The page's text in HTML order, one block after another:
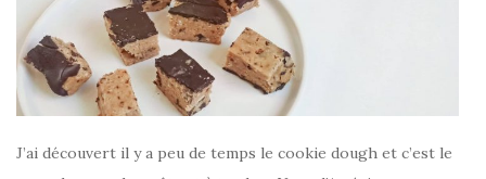
J’ai découvert il y a peu de temps le cookie dough et c’est le